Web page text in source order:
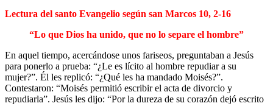
Lectura del santo Evangelio según san Marcos 10, 2-16
“Lo que Dios ha unido, que no lo separe el hombre”
En aquel tiempo, acercándose unos fariseos, preguntaban a Jesús
para ponerlo a prueba: “¿Le es lícito al hombre repudiar a su
mujer?”. Él les replicó: “¿Qué les ha mandado Moisés?”.
Contestaron: “Moisés permitió escribir el acta de divorcio y
repudiarla”. Jesús les dijo: “Por la dureza de su corazón dejó escrito